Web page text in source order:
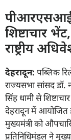
पीआरएसआई
शिष्टाचार
राष्ट्रीय
देहरादून: पब्लिक
राज्यसभा सांसद
सिंह धामी से
देहरादून में आयोजित
मुख्यमंत्री को
प्रतिनिधिमंडल ने